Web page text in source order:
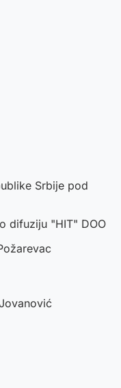
Srbije pod
difuziju "HIT" DOO